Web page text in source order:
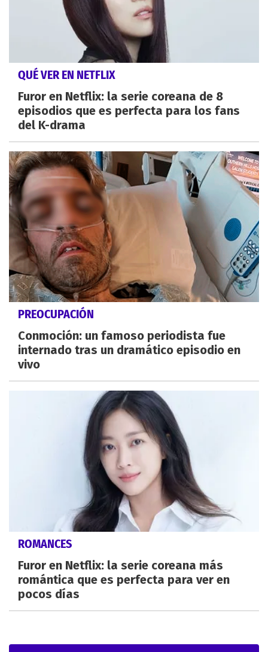
QUÉ VER EN NETFLIX
Furor en Netflix: la serie coreana de 8
episodios que es perfecta para los fans
del K-drama
PREOCUPACIÓN
Conmoción: un famoso periodista fue
internado tras un dramático episodio en
vivo
ROMANCES
Furor en Netflix: la serie coreana más
romántica que es perfecta para ver en
pocos días